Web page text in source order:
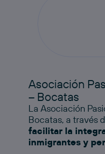
Asociación
– Bocatas
La Asociación
Bocatas, a través
facilitar la
inmigrantes y